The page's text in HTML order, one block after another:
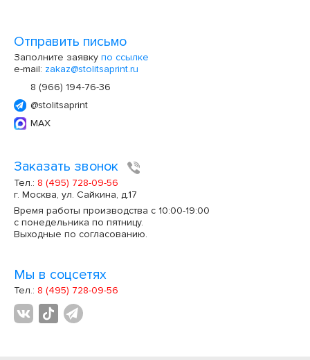
Отправить письмо
Заполните заявку по ссылке
e-mail: zakaz@stolitsaprint.ru
8 (966) 194-76-36
@stolitsaprint
MAX
Заказать звонок
Тел.: 8 (495) 728-09-56
г. Москва, ул. Сайкина, д.17
Время работы производства с 10:00-19:00
с понедельника по пятницу.
Выходные по согласованию.
Мы в соцсетях
Тел.: 8 (495) 728-09-56